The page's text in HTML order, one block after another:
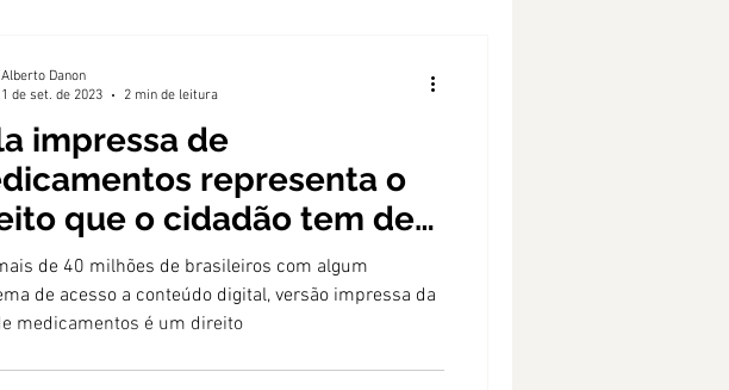
impressa de
representa o
que o cidadão tem de
total à informação
de 40 milhões de brasileiros com algum
de acesso a conteúdo digital, versão impressa da
medicamentos é um direito
Alberto Danon
1 de set. de 2023
2 min de leitura